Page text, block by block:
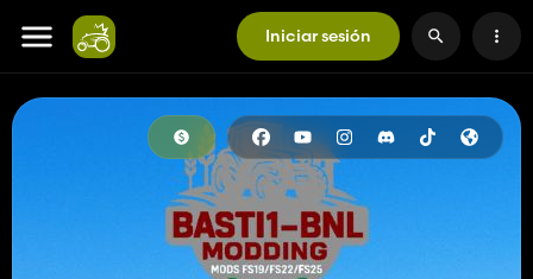
Iniciar sesión